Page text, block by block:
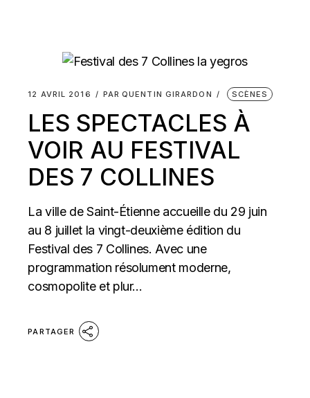
12 AVRIL 2016 PAR QUENTIN GIRARDON SCÈNES
LES SPECTACLES À
VOIR AU FESTIVAL
DES 7 COLLINES
La ville de Saint-Étienne accueille du 29 juin
au 8 juillet la vingt-deuxième édition du
Festival des 7 Collines. Avec une
programmation résolument moderne,
cosmopolite et plur...
PARTAGER